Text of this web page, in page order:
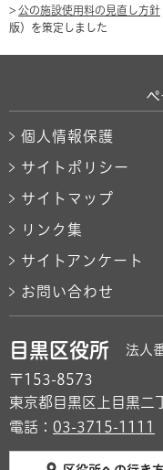
> 公の施設使用料の見直し方針
版）を策定しました
個人情報保護
サイトポリシー
サイトマップ
リンク集
サイトアンケート
お問い合わせ
目黒区役所 法人
〒153-8573
東京都目黒区上目黒二
電話： 03-3715-1111